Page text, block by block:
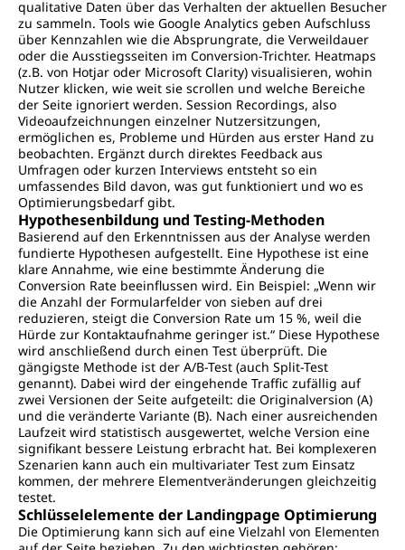
qualitative Daten über das Verhalten der aktuellen Besucher
zu sammeln. Tools wie Google Analytics geben Aufschluss
über Kennzahlen wie die Absprungrate, die Verweildauer
oder die Ausstiegsseiten im Conversion-Trichter. Heatmaps
(z.B. von Hotjar oder Microsoft Clarity) visualisieren, wohin
Nutzer klicken, wie weit sie scrollen und welche Bereiche
der Seite ignoriert werden. Session Recordings, also
Videoaufzeichnungen einzelner Nutzersitzungen,
ermöglichen es, Probleme und Hürden aus erster Hand zu
beobachten. Ergänzt durch direktes Feedback aus
Umfragen oder kurzen Interviews entsteht so ein
umfassendes Bild davon, was gut funktioniert und wo es
Optimierungsbedarf gibt.
Hypothesenbildung und Testing-Methoden
Basierend auf den Erkenntnissen aus der Analyse werden
fundierte Hypothesen aufgestellt. Eine Hypothese ist eine
klare Annahme, wie eine bestimmte Änderung die
Conversion Rate beeinflussen wird. Ein Beispiel: „Wenn wir
die Anzahl der Formularfelder von sieben auf drei
reduzieren, steigt die Conversion Rate um 15 %, weil die
Hürde zur Kontaktaufnahme geringer ist.“ Diese Hypothese
wird anschließend durch einen Test überprüft. Die
gängigste Methode ist der A/B-Test (auch Split-Test
genannt). Dabei wird der eingehende Traffic zufällig auf
zwei Versionen der Seite aufgeteilt: die Originalversion (A)
und die veränderte Variante (B). Nach einer ausreichenden
Laufzeit wird statistisch ausgewertet, welche Version eine
signifikant bessere Leistung erbracht hat. Bei komplexeren
Szenarien kann auch ein multivariater Test zum Einsatz
kommen, der mehrere Elementveränderungen gleichzeitig
testet.
Schlüsselelemente der Landingpage Optimierung
Die Optimierung kann sich auf eine Vielzahl von Elementen